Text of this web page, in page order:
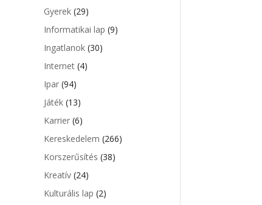
Gyerek (29)
Informatikai lap (9)
Ingatlanok (30)
Internet (4)
Ipar (94)
Játék (13)
Karrier (6)
Kereskedelem (266)
Korszerűsítés (38)
Kreatív (24)
Kulturális lap (2)